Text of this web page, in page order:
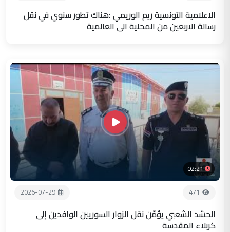
الاعلامية التونسية ريم الوريمي :هناك تطور سنوي في نقل
رسالة الاربعين من المحلية الى العالمية
02:21
471
2026-07-29
الحشد الشعبي يؤمّن نقل الزوار السوريين الوافدين إلى
كربلاء المقدسة